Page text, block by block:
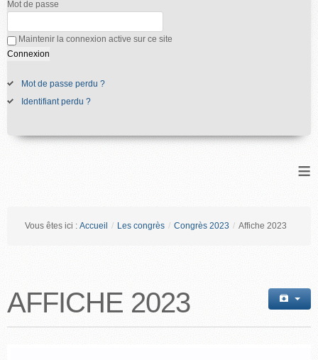
Mot de passe
Maintenir la connexion active sur ce site
Mot de passe perdu ?
Identifiant perdu ?
≡
Vous êtes ici : Accueil / Les congrès / Congrès 2023 / Affiche 2023
AFFICHE 2023